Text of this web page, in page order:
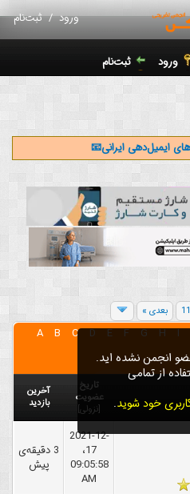
ورود/ثبت‌نام
ورود ثبت‌نام
انجمن نشده اید.
از تمامی
خود شوید.
ایمیل‌دهی ایرانی📧
11 بعدی »
A B C D E F G H I
تاریخ
عضویت
[نزولی]
آخرین
بازدید
2021-12-
17،
09:05:58
AM
3 دقیقه‌ی
پیش